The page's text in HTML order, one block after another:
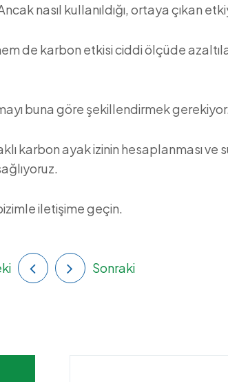
nasıl kullanıldığı, ortaya çıkan
de karbon etkisi ciddi ölçüde
buna göre şekillendirmek gerekiyor.
karbon ayak izinin hesaplanması
iletişime geçin.
Sonraki